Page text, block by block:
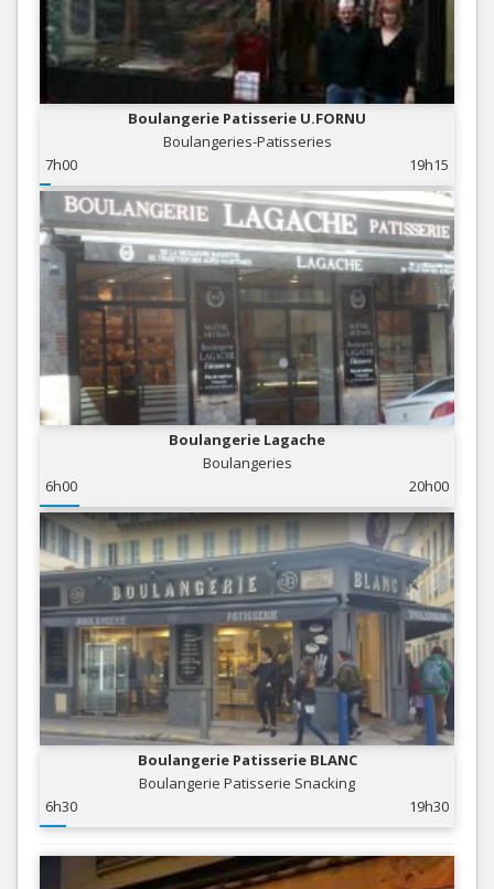
Boulangerie Patisserie U.FORNU
Boulangeries-Patisseries
7h00
19h15
Boulangerie Lagache
Boulangeries
6h00
20h00
Boulangerie Patisserie BLANC
Boulangerie Patisserie Snacking
6h30
19h30